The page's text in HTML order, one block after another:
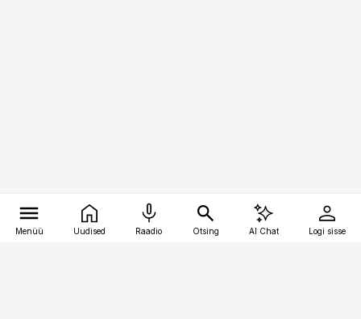
Menüü Uudised Raadio Otsing AI Chat Logi sisse